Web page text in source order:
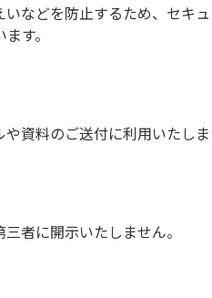
などを防止するため、セキ
す。
資料のご送付に利用いたしま
者に開示いたしません。